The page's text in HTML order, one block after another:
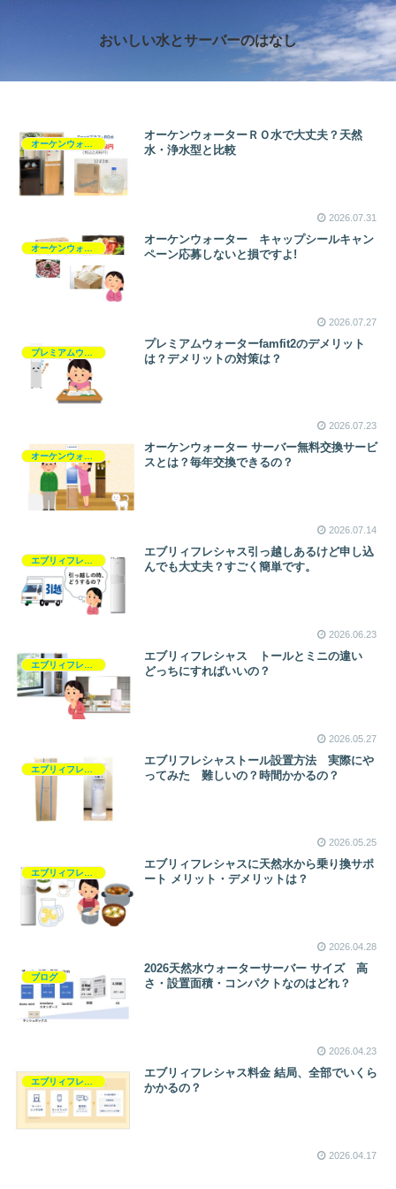
おいしい水とサーバーのはなし
オーケンウォーターＲＯ水で大丈夫？天然
水・浄水型と比較
2026.07.31
オーケンウォーター キャップシールキャン
ペーン応募しないと損ですよ!
2026.07.27
プレミアムウォーターfamfit2のデメリット
は？デメリットの対策は？
2026.07.23
オーケンウォーター
オーケンウォーター サーバー無料交換サービ
スとは？毎年交換できるの？
2026.07.14
エブリィフレシャス引っ越しあるけど申し込
んでも大丈夫？すごく簡単です。
2026.06.23
エブリィフレシャス トールとミニの違い
どっちにすればいいの？
2026.05.27
エブリフレシャストール設置方法 実際にや
ってみた 難しいの？時間かかるの？
2026.05.25
エブリィフレシャス
エブリィフレシャスに天然水から乗り換サポ
ート メリット・デメリットは？
2026.04.28
ブログ
2026天然水ウォーターサーバー サイズ 高
さ・設置面積・コンパクトなのはどれ？
2026.04.23
エブリィフレシャス料金 結局、全部でいくら
かかるの？
2026.04.17